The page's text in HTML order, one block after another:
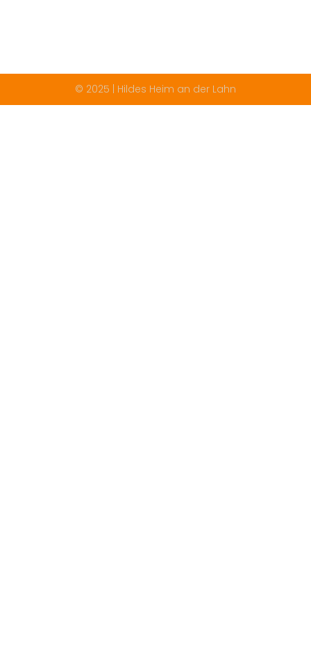
© 2025 | Hildes Heim an der Lahn